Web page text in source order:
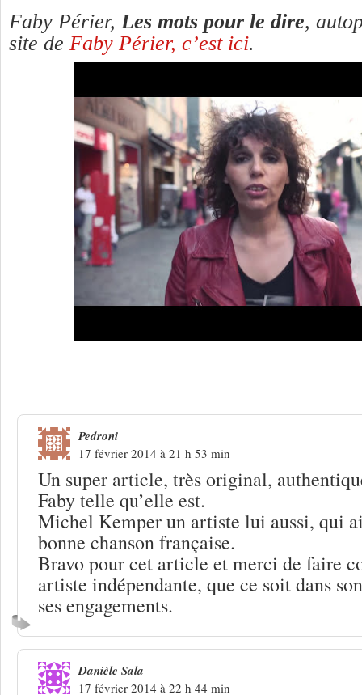
Faby Périer, Les mots pour le dire,
site de Faby Périer, c’est ici.
Pedroni
17 février 2014 à 21 h 53 min
Un super article, très original,
Faby telle qu’elle est.
Michel Kemper un artiste lui aussi, qui
bonne chanson française.
Bravo pour cet article et merci de faire
artiste indépendante, que ce soit dans
ses engagements.
Danièle Sala
17 février 2014 à 22 h 44 min